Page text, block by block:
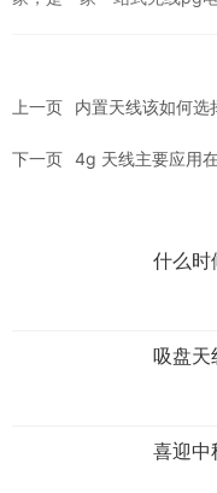
上一页 内置天线该如何选
下一页 4g 天线主要应用
什么时
吸盘天
喜迎